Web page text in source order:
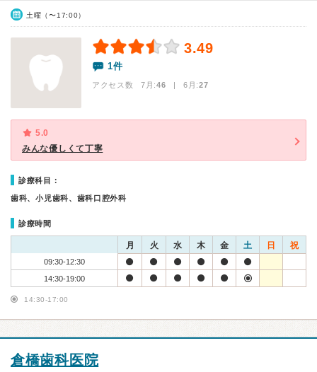
土曜（〜17:00）
3.49
1件
アクセス数 7月:46 | 6月:27
5.0
みんな優しくて丁寧
診療科目：
歯科、小児歯科、歯科口腔外科
診療時間
月 火 水 木 金 土 日 祝
09:30-12:30
14:30-19:00
14:30-17:00
倉橋歯科医院